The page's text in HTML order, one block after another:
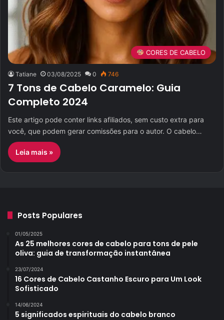
CORES DE CABELO
Tatiane 03/08/2025 0 746
7 Tons de Cabelo Caramelo: Guia
Completo 2024
Este artigo pode conter links afiliados, sem custo extra para
você, que podem gerar comissões para o autor. O cabelo…
Leia mais »
Posts Populares
01/05/2025
As 25 melhores cores de cabelo para tons de pele
oliva: guia de transformação instantânea
23/07/2024
16 Cores de Cabelo Castanho Escuro para Um Look
Sofisticado
14/06/2024
5 significados espirituais do cabelo branco